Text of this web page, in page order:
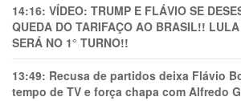
14:16: VÍDEO: TRUMP E FLÁVIO SE
QUEDA DO TARIFAÇO AO BRASIL!!
SERÁ NO 1° TURNO!!
13:49: Recusa de partidos deixa Flávio
tempo de TV e força chapa com Alfredo